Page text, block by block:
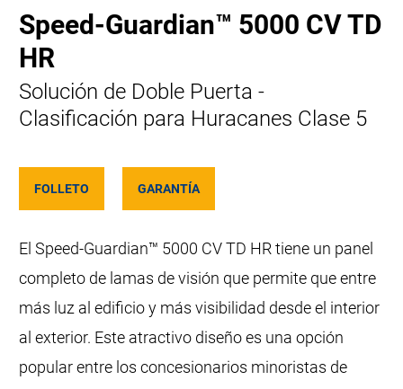
Speed-Guardian™ 5000 CV TD
HR
Solución de Doble Puerta -
Clasificación para Huracanes Clase 5
FOLLETO GARANTÍA
El Speed-Guardian™ 5000 CV TD HR tiene un panel
completo de lamas de visión que permite que entre
más luz al edificio y más visibilidad desde el interior
al exterior. Este atractivo diseño es una opción
popular entre los concesionarios minoristas de